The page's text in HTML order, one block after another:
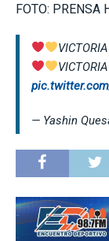
FOTO: PRENSA
— Yashin